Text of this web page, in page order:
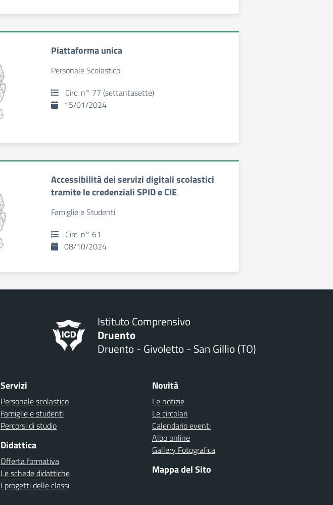
Piattaforma unica
Personale Scolastico
Circ. n° 77 (settantasette)
15/01/2024
Accessibilità dei servizi digitali scolastici
tramite le credenziali SPID e CIE
Famiglie e Studenti
Circ. n° 61
08/10/2024
Istituto Comprensivo
Druento
Druento - Givoletto - San Gillio (TO)
Servizi
Personale scolastico
Famiglie e studenti
Percorsi di studio
Didattica
Offerta formativa
Le schede didattiche
I progetti delle classi
Novità
Le notizie
Le circolari
Calendario eventi
Albo online
Gallery Fotografica
Mappa del Sito